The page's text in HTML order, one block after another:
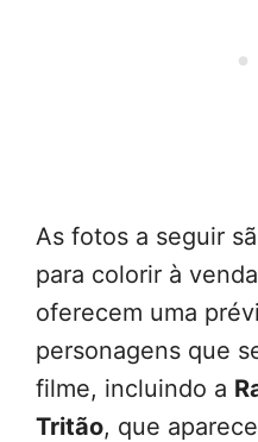
As fotos a seguir
para colorir à
oferecem uma
personagens que
filme, incluindo a
Tritão, que